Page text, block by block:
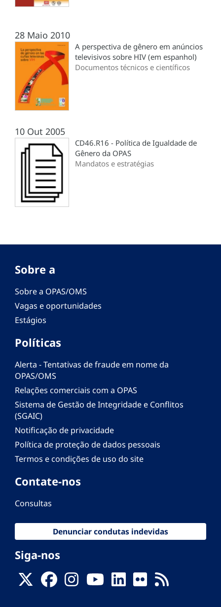
28 Maio 2010
A perspectiva de gênero em anúncios
televisivos sobre HIV (em espanhol)
Documentos técnicos e científicos
10 Out 2005
CD46.R16 - Política de Igualdade de
Gênero da OPAS
Mandatos e estratégias
Sobre a
Sobre a OPAS/OMS
Vagas e oportunidades
Estágios
Políticas
Alerta - Tentativas de fraude em nome da
OPAS/OMS
Relações comerciais com a OPAS
Sistema de Gestão de Integridade e Conflitos
(SGAIC)
Notificação de privacidade
Política de proteção de dados pessoais
Termos e condições de uso do site
Contate-nos
Consultas
Denunciar condutas indevidas
Siga-nos